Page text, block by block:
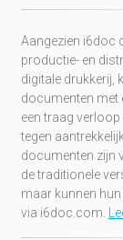
Aangezien i6doc
productie- en
digitale drukkerij,
documenten met
een traag
tegen
documenten zijn
de traditionele
maar kunnen
via i6doc.com.